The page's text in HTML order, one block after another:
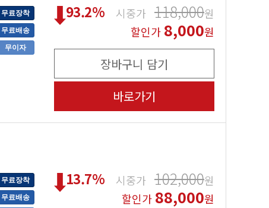
무료장착
무료배송
무이자
93.2% 시중가 118,000원
할인가 8,000원
장바구니 담기
바로가기
무료장착
무료배송
13.7% 시중가 102,000원
할인가 88,000원